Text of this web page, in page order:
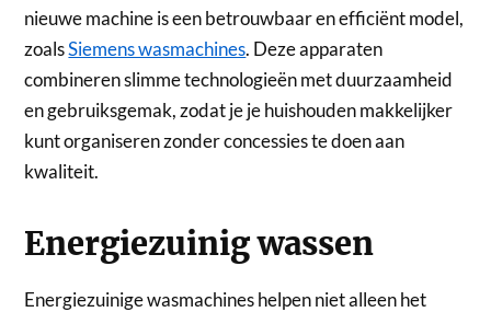
nieuwe machine is een betrouwbaar en efficiënt model,
zoalsSiemens wasmachines. Deze apparaten
combineren slimme technologieën met duurzaamheid
en gebruiksgemak, zodat je je huishouden makkelijker
kunt organiseren zonder concessies te doen aan
kwaliteit.
Energiezuinig wassen
Energiezuinige wasmachines helpen niet alleen het